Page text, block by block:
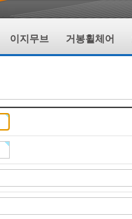
이지무브 거봉휠체어